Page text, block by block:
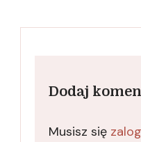
Dodaj
Musisz się